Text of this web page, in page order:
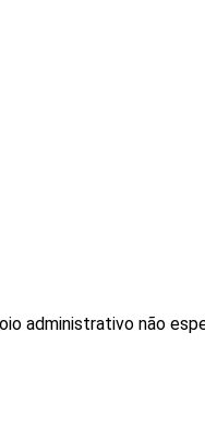
administrativo não